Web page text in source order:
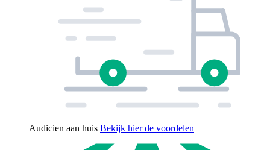
Audicien aan huis Bekijk hier de voordelen